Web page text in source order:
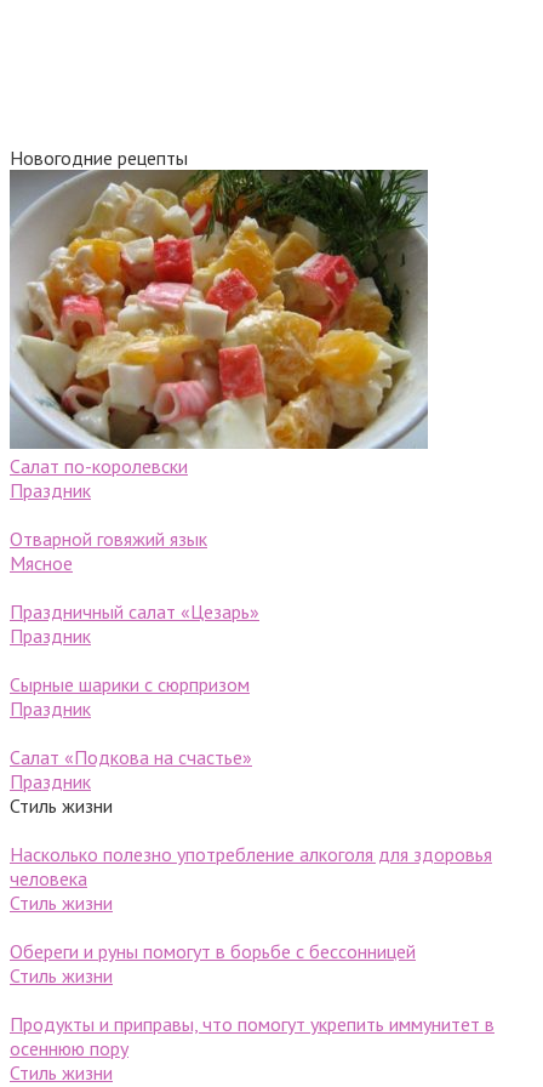
Новогодние рецепты
Салат по-королевски
Праздник
Отварной говяжий язык
Мясное
Праздничный салат «Цезарь»
Праздник
Сырные шарики c cюрпризом
Праздник
Салат «Подкова на счастье»
Праздник
Стиль жизни
Насколько полезно употребление алкоголя для здоровья
человека
Стиль жизни
Обереги и руны помогут в борьбе с бессонницей
Стиль жизни
Продукты и приправы, что помогут укрепить иммунитет в
осеннюю пору
Стиль жизни